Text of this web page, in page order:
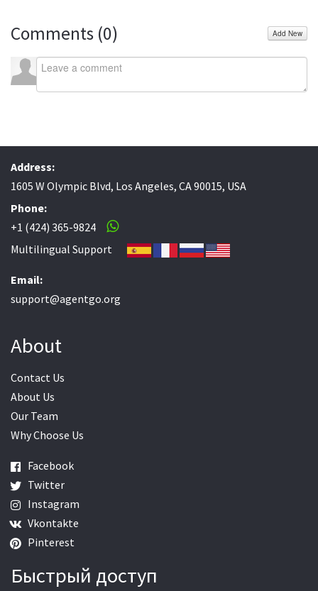
Comments (0) Add New
Address:
1605 W Olympic Blvd, Los Angeles, CA 90015, USA
Phone:
+1 (424) 365-9824
Multilingual Support
Email:
support@agentgo.org
About
Contact Us
About Us
Our Team
Why Choose Us
Facebook
Twitter
Instagram
Vkontakte
Pinterest
Быстрый доступ